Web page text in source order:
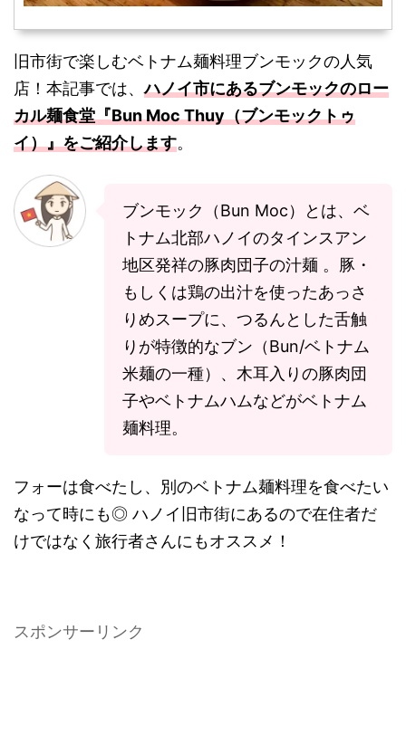
旧市街で楽しむベトナム麺料理ブンモックの人気
店！本記事では、ハノイ市にあるブンモックのロー
カル麺食堂『Bun Moc Thuy（ブンモックトゥ
イ）』をご紹介します。
ブンモック（Bun Moc）とは、ベ
トナム北部ハノイのタインスアン
地区発祥の豚肉団子の汁麺 。豚・
もしくは鶏の出汁を使ったあっさ
りめスープに、つるんとした舌触
りが特徴的なブン（Bun/ベトナム
米麺の一種）、木耳入りの豚肉団
子やベトナムハムなどがベトナム
麺料理。
フォーは食べたし、別のベトナム麺料理を食べたい
なって時にも◎ ハノイ旧市街にあるので在住者だ
けではなく旅行者さんにもオススメ！
スポンサーリンク